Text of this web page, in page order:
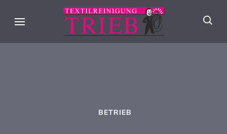
Trieb
Textilpflege seit
BETRIEB